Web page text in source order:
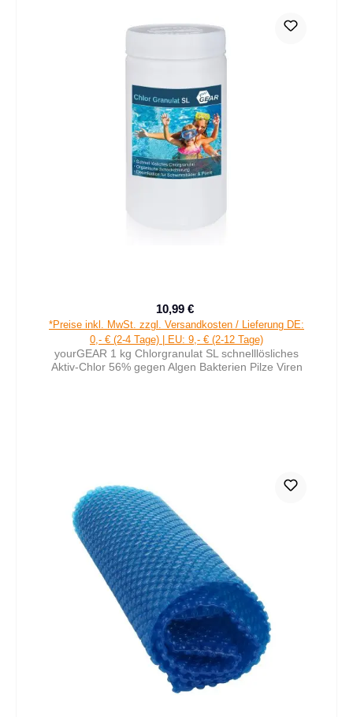
Verkaufspreis:
10,99 €
*Preise inkl. MwSt. zzgl. Versandkosten / Lieferung DE:
0,- € (2-4 Tage) | EU: 9,- € (2-12 Tage)
yourGEAR 1 kg Chlorgranulat SL schnelllösliches
Aktiv-Chlor 56% gegen Algen Bakterien Pilze Viren